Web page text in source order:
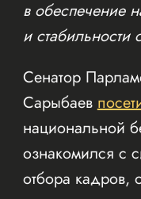
в обеспечение
и стабильности
Сенатор
Сарыбаев
национальной
ознакомился с
отбора кадров,